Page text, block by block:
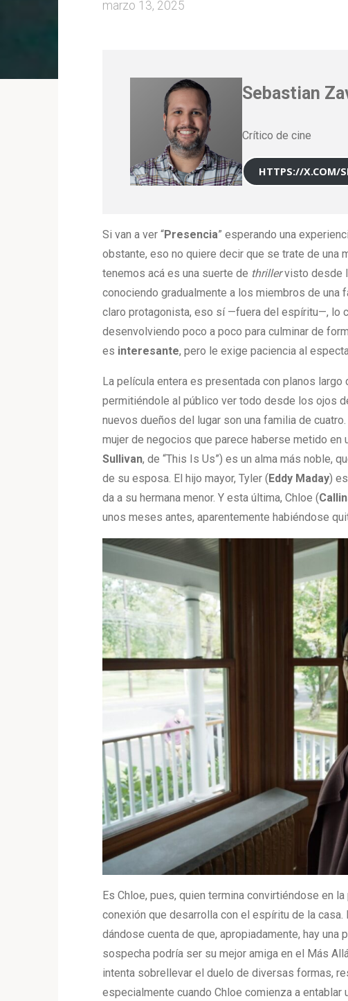
marzo 13, 2025
Sebastian
Crítico de cine
HTTPS://X.COM/
Si van a ver “Presencia” esperando una
obstante, eso no quiere decir que se trate de una
tenemos acá es una suerte de thrillervisto desde
conociendo gradualmente a los miembros de
claro protagonista, eso sí —fuera del espíritu—, lo
desenvolviendo poco a poco para culminar de
es interesante, pero le exige paciencia al
La película entera es presentada con planos
permitiéndole al público ver todo desde los ojos
nuevos dueños del lugar son una familia de
mujer de negocios que parece haberse metido en
Sullivan, de “This Is Us”) es un alma más noble,
de su esposa. El hijo mayor, Tyler ( Eddy Maday)
da a su hermana menor. Y esta última, Chloe (
unos meses antes, aparentemente habiéndose
Es Chloe, pues, quien termina convirtiéndose en
conexión que desarrolla con el espíritu de la
dándose cuenta de que, apropiadamente, hay
sospecha podría ser su mejor amiga en el Más
intenta sobrellevar el duelo de diversas formas,
especialmente cuando Chloe comienza a entablar